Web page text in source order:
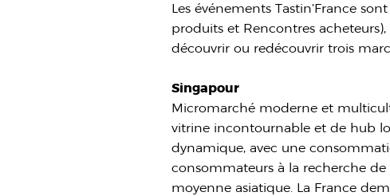
Les événements Tastin’France
produits et Rencontres acheteurs),
découvrir ou redécouvrir trois
Singapour
Micromarché moderne et
vitrine incontournable et de hub
dynamique, avec une
consommateurs à la recherche
moyenne asiatique. La France